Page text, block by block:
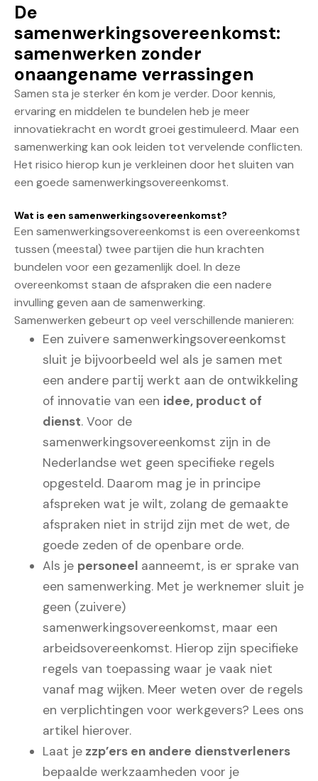
De
samenwerkingsovereenkomst:
samenwerken zonder
onaangename verrassingen
Samen sta je sterker én kom je verder. Door kennis,
ervaring en middelen te bundelen heb je meer
innovatiekracht en wordt groei gestimuleerd. Maar een
samenwerking kan ook leiden tot vervelende conflicten.
Het risico hierop kun je verkleinen door het sluiten van
een goede samenwerkingsovereenkomst.
Wat is een samenwerkingsovereenkomst?
Een samenwerkingsovereenkomst is een overeenkomst
tussen (meestal) twee partijen die hun krachten
bundelen voor een gezamenlijk doel. In deze
overeenkomst staan de afspraken die een nadere
invulling geven aan de samenwerking.
Samenwerken gebeurt op veel verschillende manieren:
Een zuivere samenwerkingsovereenkomst
sluit je bijvoorbeeld wel als je samen met
een andere partij werkt aan de ontwikkeling
of innovatie van een idee, product of
dienst. Voor de
samenwerkingsovereenkomst zijn in de
Nederlandse wet geen specifieke regels
opgesteld. Daarom mag je in principe
afspreken wat je wilt, zolang de gemaakte
afspraken niet in strijd zijn met de wet, de
goede zeden of de openbare orde.
Als je personeel aanneemt, is er sprake van
een samenwerking. Met je werknemer sluit je
geen (zuivere)
samenwerkingsovereenkomst, maar een
arbeidsovereenkomst. Hierop zijn specifieke
regels van toepassing waar je vaak niet
vanaf mag wijken. Meer weten over de regels
en verplichtingen voor werkgevers? Lees ons
artikel hierover.
Laat je zzp’ers en andere dienstverleners
bepaalde werkzaamheden voor je